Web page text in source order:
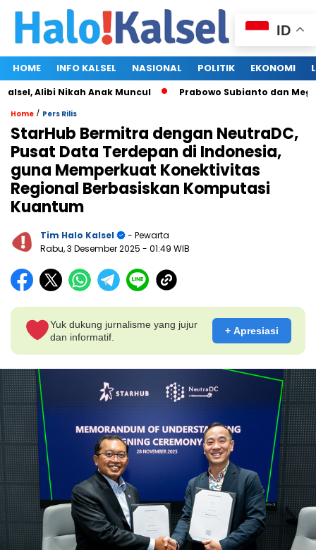
HOME INFO KALSEL NASIONAL POLITIK EKONOMI
Alibi Nikah Anak Muncul Prabowo Subianto dan
Home / Pers Rilis
StarHub Bermitra dengan NeutraDC,
Pusat Data Terdepan di Indonesia,
guna Memperkuat Konektivitas
Regional Berbasiskan Komputasi
Kuantum
Tim Halo Kalsel
- Pewarta
Rabu, 3 Desember 2025 - 01:49 WIB
Yuk dukung jurnalisme yang jujur
dan informatif.
+ Apresiasi
ID